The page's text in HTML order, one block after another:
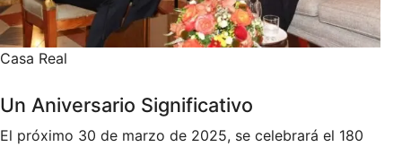
Casa Real
Un Aniversario Significativo
El próximo 30 de marzo de 2025, se celebrará el 180